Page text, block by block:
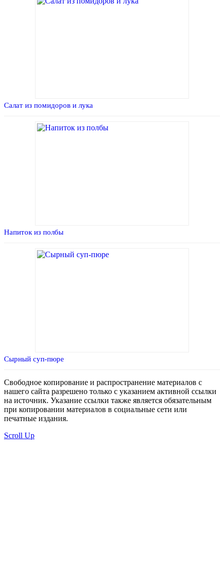
Салат из помидоров и лука
Напиток из полбы
Сырный суп-пюре
Свободное копирование и распространение материалов с
нашего сайта разрешено только с указанием активной ссылки
на источник. Указание ссылки также является обязательным
при копировании материалов в социальные сети или
печатные издания.
Scroll Up